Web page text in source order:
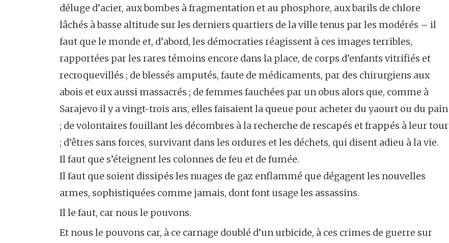
déluge d’acier, aux bombes à fragmentation et au phosphore, aux barils de chlore
lâchés à basse altitude sur les derniers quartiers de la ville tenus par les modérés – il
faut que le monde et, d’abord, les démocraties réagissent à ces images terribles,
rapportées par les rares témoins encore dans la place, de corps d’enfants vitrifiés et
recroquevillés ; de blessés amputés, faute de médicaments, par des chirurgiens aux
abois et eux aussi massacrés ; de femmes fauchées par un obus alors que, comme à
Sarajevo il y a vingt-trois ans, elles faisaient la queue pour acheter du yaourt ou du pain
; de volontaires fouillant les décombres à la recherche de rescapés et frappés à leur tour
; d’êtres sans forces, survivant dans les ordures et les déchets, qui disent adieu à la vie.
Il faut que s’éteignent les colonnes de feu et de fumée.
Il faut que soient dissipés les nuages de gaz enflammé que dégagent les nouvelles
armes, sophistiquées comme jamais, dont font usage les assassins.
Il le faut, car nous le pouvons.
Et nous le pouvons car, à ce carnage doublé d’un urbicide, à ces crimes de guerre sur